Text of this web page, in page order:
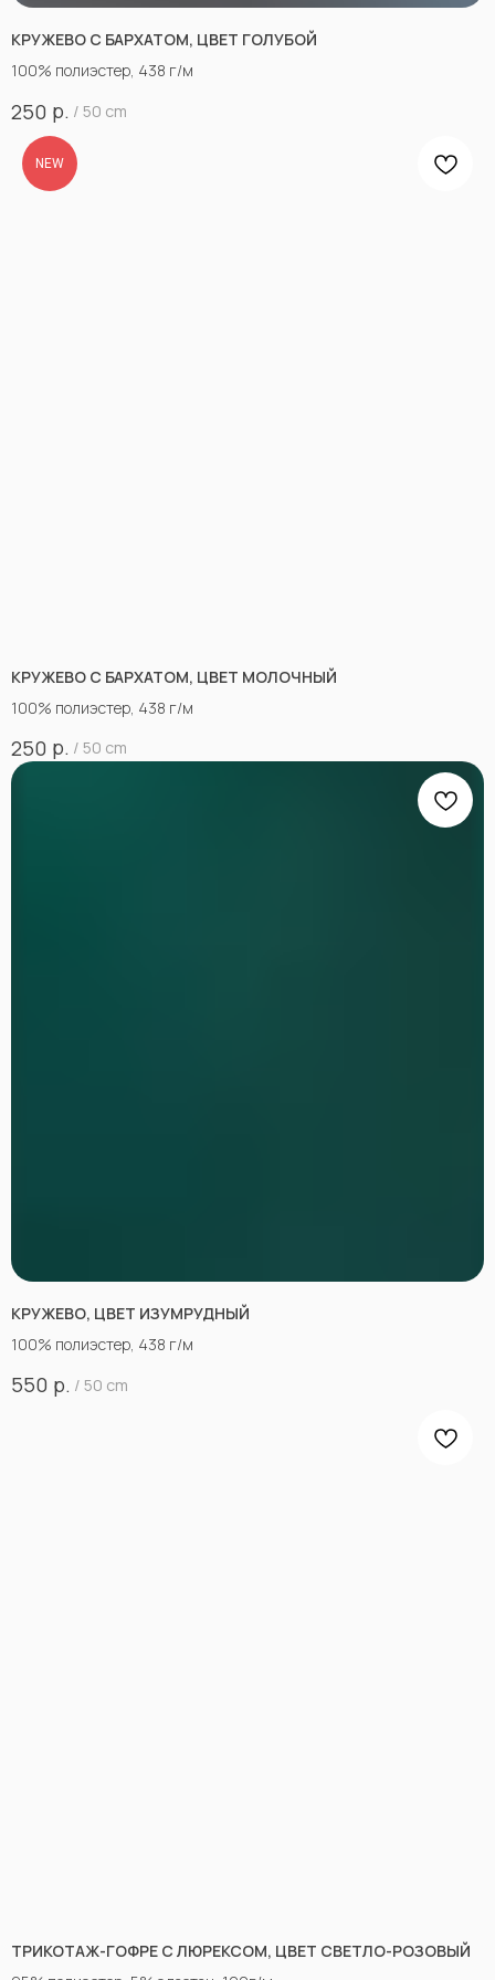
КРУЖЕВО С БАРХАТОМ, ЦВЕТ ГОЛУБОЙ
100% полиэстер, 438 г/м
250 р. / 50 cm
NEW
КРУЖЕВО С БАРХАТОМ, ЦВЕТ МОЛОЧНЫЙ
100% полиэстер, 438 г/м
250 р. / 50 cm
КРУЖЕВО, ЦВЕТ ИЗУМРУДНЫЙ
100% полиэстер, 438 г/м
550 р. / 50 cm
ТРИКОТАЖ-ГОФРЕ С ЛЮРЕКСОМ, ЦВЕТ СВЕТЛО-РОЗОВЫЙ
ВОПРОСЫ?